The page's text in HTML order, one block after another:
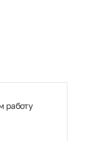
работу